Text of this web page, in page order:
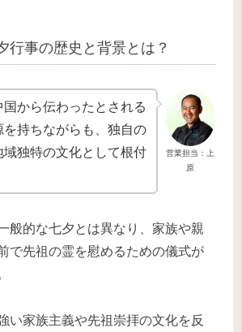
行事の歴史と背景とは？
営業担当：上
原
国から伝わったとされる
持ちながらも、独自の
独特の文化として根付
般的な七夕とは異なり、家族や親
で先祖の霊を慰めるための儀式が
い家族主義や先祖崇拝の文化を反